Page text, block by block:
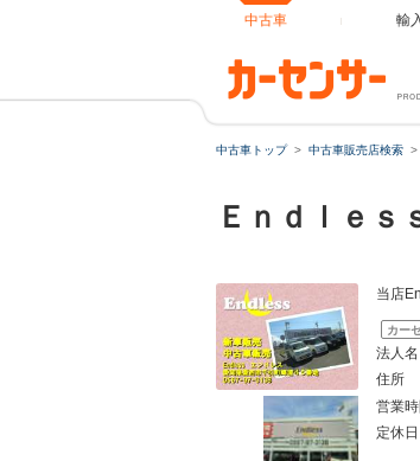
中古車 輸
中古車トップ 中古車販売店検索
Ｅｎｄｌｅ
当店
カー
法人名
住所
営業時
定休日